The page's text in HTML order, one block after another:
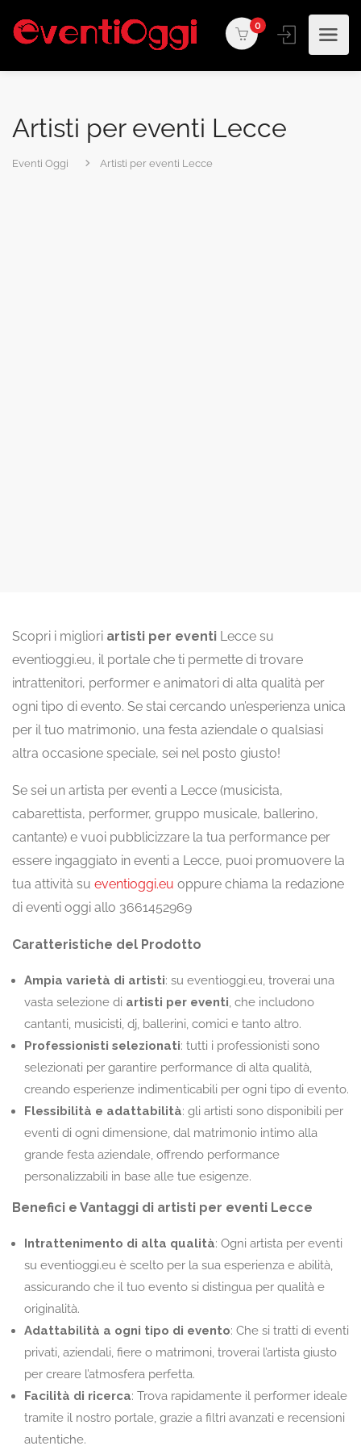
0
Artisti per eventi Lecce
Eventi Oggi Artisti per eventi Lecce
Scopri i migliori artisti per eventi Lecce su
eventioggi.eu, il portale che ti permette di trovare
intrattenitori, performer e animatori di alta qualità per
ogni tipo di evento. Se stai cercando un’esperienza unica
per il tuo matrimonio, una festa aziendale o qualsiasi
altra occasione speciale, sei nel posto giusto!
Se sei un artista per eventi a Lecce (musicista,
cabarettista, performer, gruppo musicale, ballerino,
cantante) e vuoi pubblicizzare la tua performance per
essere ingaggiato in eventi a Lecce, puoi promuovere la
tua attività su eventioggi.eu oppure chiama la redazione
di eventi oggi allo 3661452969
Caratteristiche del Prodotto
Ampia varietà di artisti: su eventioggi.eu, troverai una
vasta selezione di artisti per eventi, che includono
cantanti, musicisti, dj, ballerini, comici e tanto altro.
Professionisti selezionati: tutti i professionisti sono
selezionati per garantire performance di alta qualità,
creando esperienze indimenticabili per ogni tipo di evento.
Flessibilità e adattabilità: gli artisti sono disponibili per
eventi di ogni dimensione, dal matrimonio intimo alla
grande festa aziendale, offrendo performance
personalizzabili in base alle tue esigenze.
Benefici e Vantaggi di artisti per eventi Lecce
Intrattenimento di alta qualità: Ogni artista per eventi
su eventioggi.eu è scelto per la sua esperienza e abilità,
assicurando che il tuo evento si distingua per qualità e
originalità.
Adattabilità a ogni tipo di evento: Che si tratti di eventi
privati, aziendali, fiere o matrimoni, troverai l’artista giusto
per creare l’atmosfera perfetta.
Facilità di ricerca: Trova rapidamente il performer ideale
tramite il nostro portale, grazie a filtri avanzati e recensioni
autentiche.